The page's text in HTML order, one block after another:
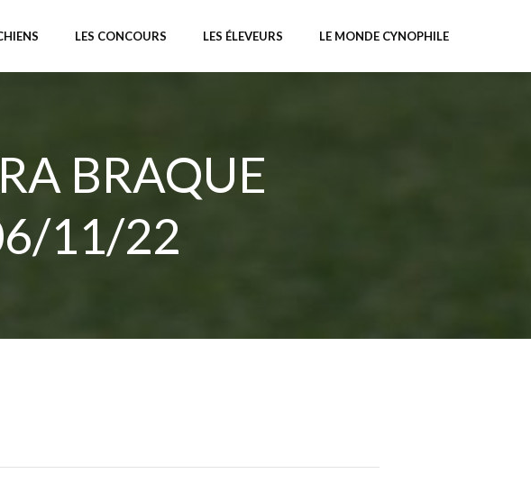
LES CONCOURS LES ÉLEVEURS LE MONDE CYNOPHILE
BRAQUE
11/22